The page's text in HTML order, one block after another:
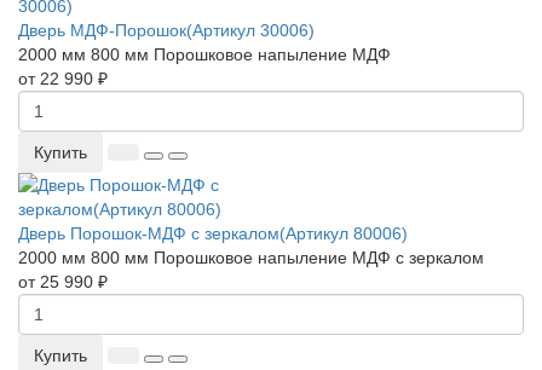
Дверь МДФ-Порошок(Артикул 30006)
2000 мм 800 мм Порошковое напыление МДФ
от 22 990 ₽
Купить
Дверь Порошок-МДФ с зеркалом(Артикул 80006)
2000 мм 800 мм Порошковое напыление МДФ с зеркалом
от 25 990 ₽
Купить